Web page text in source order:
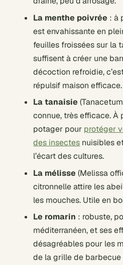
La menthe poivrée : à
est envahissante en
feuilles froissées sur la
suffisent à créer une
décoction refroidie,
répulsif maison efficace.
La tanaisie
connue, très efficace. À
potager pour protéger
des insectes nuisibles
l’écart des cultures.
La mélisse (Melissa
citronnelle attire les
les mouches. Utile en
Le romarin : robuste,
méditerranéen, et ses
désagréables pour les
de la grille de